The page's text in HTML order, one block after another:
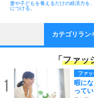
妻や子どもを養えるだけの経済力を
につける。
カテゴリラン
「 ファッ
1
ファ
暇に
ってい